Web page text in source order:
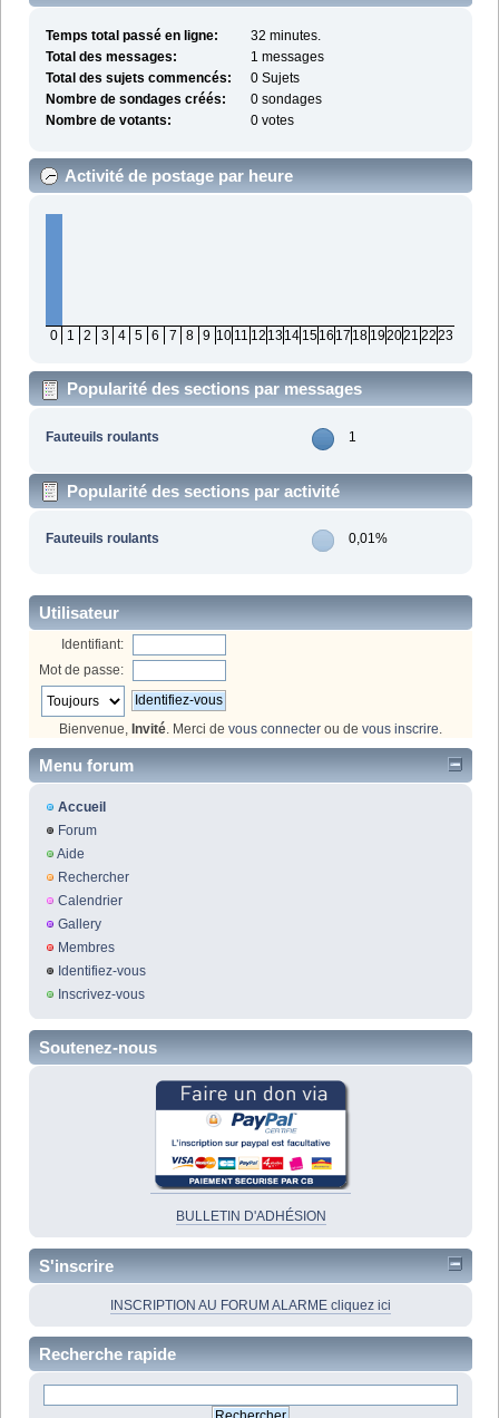
Temps total passé en ligne:
32 minutes.
Total des messages:
1 messages
Total des sujets commencés:
0 Sujets
Nombre de sondages créés:
0 sondages
Nombre de votants:
0 votes
Activité de postage par heure
0 1 2 3 4 5 6 7 8 9 10 11 12 1314 1516 17 18 192021 2223
Popularité des sections par messages
Fauteuils roulants 1
Popularité des sections par activité
Fauteuils roulants 0,01%
Utilisateur
Identifiant:
Mot de passe:
Bienvenue, Invité. Merci de vous connecter ou de vous inscrire.
Menu forum
Accueil
Forum
Aide
Rechercher
Calendrier
Gallery
Membres
Identifiez-vous
Inscrivez-vous
Soutenez-nous
BULLETIN D'ADHÉSION
S'inscrire
INSCRIPTION AU FORUM ALARME cliquez ici
Recherche rapide